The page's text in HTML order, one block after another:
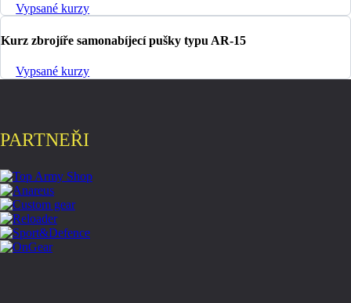
Vypsané kurzy
Kurz zbrojíře samonabíjecí pušky typu AR-15
Vypsané kurzy
PARTNEŘI